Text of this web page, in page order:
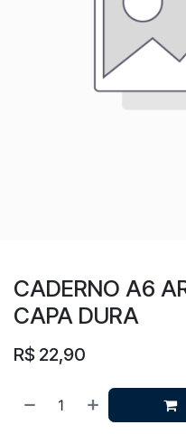
CADERNO A6
CAPA DURA
R$ 22,90